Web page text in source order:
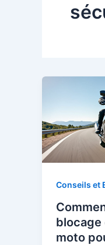
Conseils et
blocage
moto